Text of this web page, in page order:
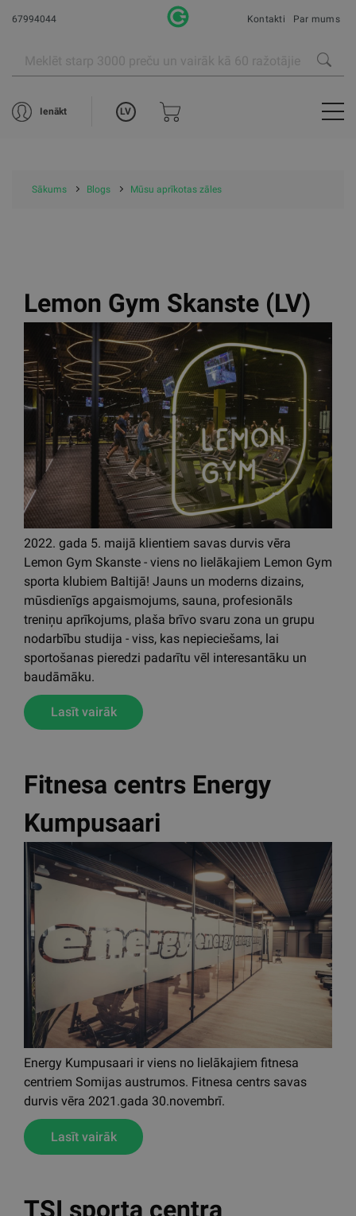
67994044 Kontakti Par mums
Ienākt LV
Sākums Blogs Mūsu aprīkotas zāles
Lemon Gym Skanste (LV)
2022. gada 5. maijā klientiem savas durvis vēra
Lemon Gym Skanste - viens no lielākajiem Lemon Gym
sporta klubiem Baltijā! Jauns un moderns dizains,
mūsdienīgs apgaismojums, sauna, profesionāls
treniņu aprīkojums, plaša brīvo svaru zona un grupu
nodarbību studija - viss, kas nepieciešams, lai
sportošanas pieredzi padarītu vēl interesantāku un
baudāmāku.
Lasīt vairāk
Fitnesa centrs Energy
Kumpusaari
Energy Kumpusaari ir viens no lielākajiem fitnesa
centriem Somijas austrumos. Fitnesa centrs savas
durvis vēra 2021.gada 30.novembrī.
Lasīt vairāk
TSI sporta centra